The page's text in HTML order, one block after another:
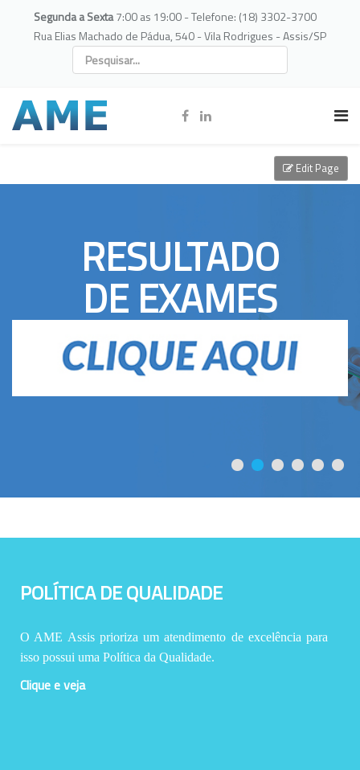
Segunda a Sexta7:00 as 19:00 - Telefone: (18) 3302-3700
Rua Elias Machado de Pádua, 540 - Vila Rodrigues - Assis/SP
RESULTADO
DE EXAMES
POLÍTICA DE QUALIDADE
O AME Assis prioriza um atendimento de excelência para
isso possui uma Política da Qualidade.
Clique e veja
Edit Page